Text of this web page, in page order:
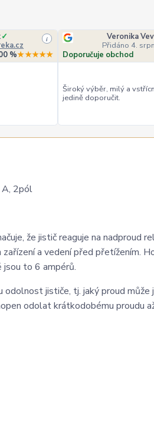
✓
i
%★★★★★
Veronika
Přidáno 4.
Doporučuje obchod
Široký výběr, milý a
jedině doporučit.
A, 2pól
že jistič reaguje na nadproud
a vedení před přetížením.
jsou to 6 ampérů.
jističe, tj. jaký proud může
odolat krátkodobému proudu